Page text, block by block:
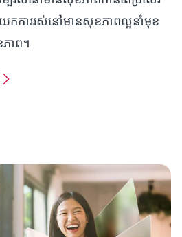
កការរស់នៅមានសុខភាពល្អនាំមុខ
ភាព។